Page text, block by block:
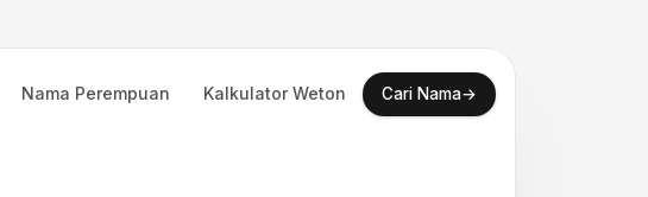
Nama Perempuan Kalkulator Weton Cari Nama→